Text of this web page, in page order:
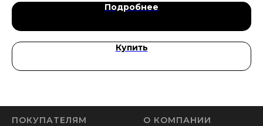
Подробнее
Купить
ПОКУПАТЕЛЯМ
О КОМПАНИИ